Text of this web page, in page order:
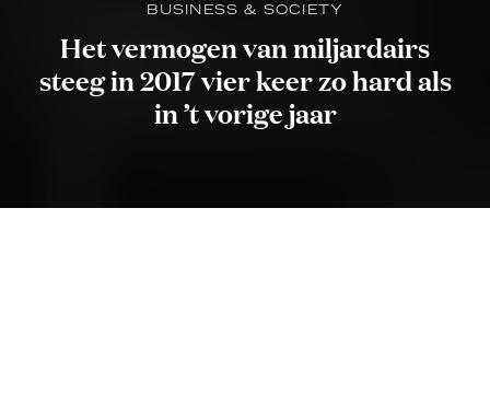
BUSINESS & SOCIETY
Het vermogen van miljardairs
steeg in 2017 vier keer zo hard als
in ’t vorige jaar